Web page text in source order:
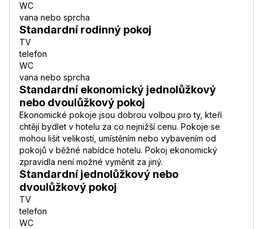
WC
vana nebo sprcha
Standardní rodinný pokoj
TV
telefon
WC
vana nebo sprcha
Standardní ekonomický jednolůžkový
nebo dvoulůžkový pokoj
Ekonomické pokoje jsou dobrou volbou pro ty, kteří
chtějí bydlet v hotelu za co nejnižší cenu. Pokoje se
mohou lišit velikostí, umístěním nebo vybavením od
pokojů v běžné nabídce hotelu. Pokoj ekonomický
zpravidla není možné vyměnit za jiný.
Standardní jednolůžkový nebo
dvoulůžkový pokoj
TV
telefon
WC